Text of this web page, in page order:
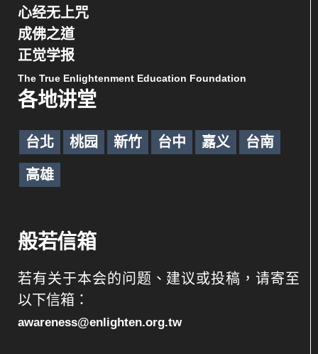
心经无上咒
成佛之道
正觉学报
The True Enlightenment Education Foundation
各地讲堂
台北 桃园 新竹 台中 嘉义 台南
高雄
般若信箱
若有关于本会的问题、建议或投稿，请寄至
以下信箱：
awareness@enlighten.org.tw